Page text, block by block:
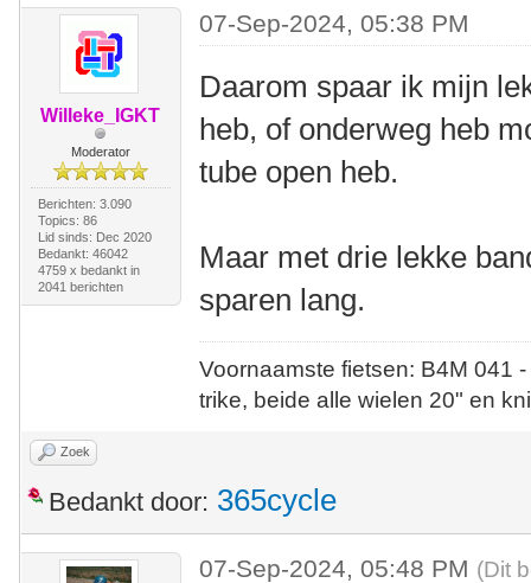
Willeke_IGKT
Moderator
Berichten: 3.090
Topics: 86
Lid sinds: Dec 2020
Bedankt: 46042
4759 x bedankt in
2041 berichten
07-Sep-2024, 05:38 PM
Daarom spaar ik mijn
heb, of onderweg heb
tube open heb.
Maar met drie lekke
sparen lang.
Voornaamste fietsen: B4M
trike, beide alle wielen 20" en
Zoek
Bedankt door: 365cycle
07-Sep-2024, 05:48 PM (Dit